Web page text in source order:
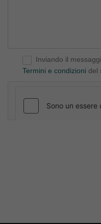
Inviando il
Termini e condizioni del